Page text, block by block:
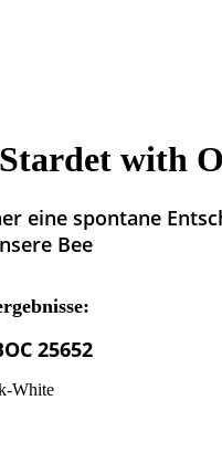
with
eine spontane
Bee
25652
White